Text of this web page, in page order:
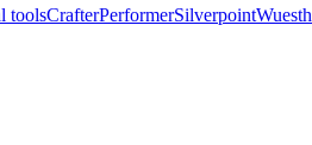
toolsCrafterPerformerSilverpoint